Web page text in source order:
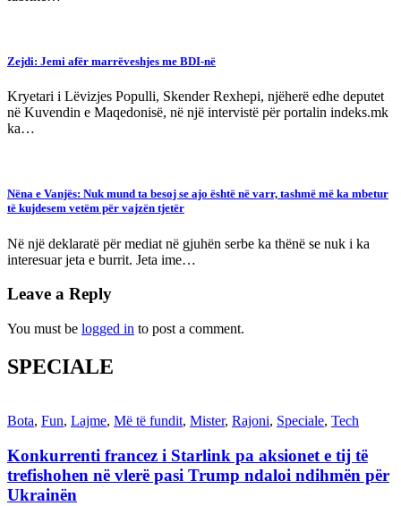
Zejdi: Jemi afër marrëveshjes me BDI-në
Kryetari i Lëvizjes Populli, Skender Rexhepi, njëherë edhe deputet
në Kuvendin e Maqedonisë, në një intervistë për portalin indeks.mk
ka…
Nëna e Vanjës: Nuk mund ta besoj se ajo është në varr, tashmë më ka mbetur
të kujdesem vetëm për vajzën tjetër
Në një deklaratë për mediat në gjuhën serbe ka thënë se nuk i ka
interesuar jeta e burrit. Jeta ime…
Leave a Reply
You must be logged in to post a comment.
SPECIALE
Bota, Fun, Lajme, Më të fundit, Mister, Rajoni, Speciale, Tech
Konkurrenti francez i Starlink pa aksionet e tij të
trefishohen në vlerë pasi Trump ndaloi ndihmën për
Ukrainën